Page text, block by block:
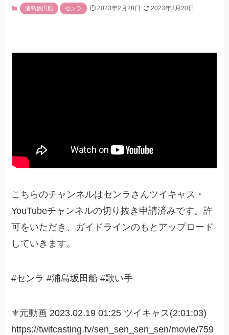
浦島坂田船 センラ 2023年2月28日 2023年3月20日
こちらのチャンネルはセンラさんツイキャス・
YouTubeチャンネルの切り抜き申請済みです。許
可をいただき、ガイドラインのもとアップロード
していきます。
#センラ #浦島坂田船 #歌い手
⚜️元動画 2023.02.19 01:25 ツイキャス(2:01:03)
https://twitcasting.tv/sen_sen_sen_sen/movie/759